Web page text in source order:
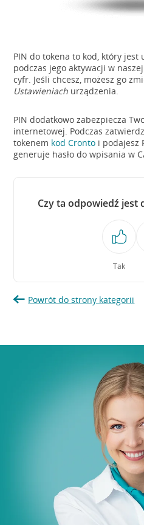
PIN do tokena to kod, który
podczas jego aktywacji w
cyfr. Jeśli chcesz, możesz go
Ustawieniach urządzenia.
PIN dodatkowo zabezpiecza
internetowej. Podczas
tokenem kod Cronto i podajesz
generuje hasło do wpisania w
Czy ta odpowiedź jest
Tak
Powrót do strony kategorii